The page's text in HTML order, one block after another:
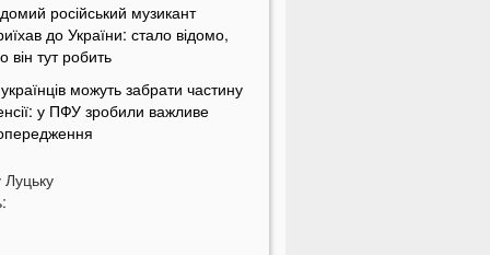
російський музикант
до України: стало відомо,
він тут робить
можуть забрати частину
у ПФУ зробили важливе
гранатою
Луцьку